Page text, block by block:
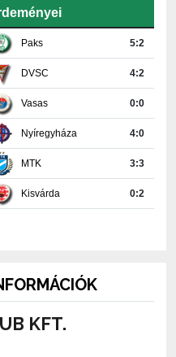
Paks
DVSC 4:2
Vasas 0:0
Nyíregyháza 4:0
MTK 3:3
Kisvárda 0:2
KFT.